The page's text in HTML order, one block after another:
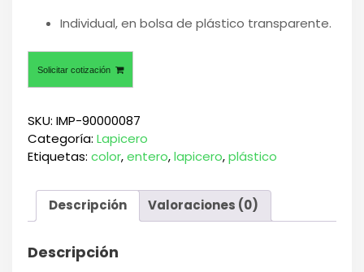
Individual, en bolsa de plástico transparente.
Solicitar cotización
SKU: IMP-90000087
Categoría: Lapicero
Etiquetas: color,entero,lapicero,plástico
Descripción Valoraciones (0)
Descripción